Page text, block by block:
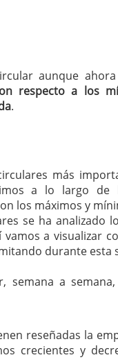
aunque
respecto a los
.
más
a lo largo
los máximos y
se ha analizado
a visualizar
durante esta
semana a
reseñadas la
crecientes y